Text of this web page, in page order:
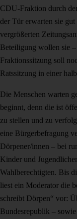
CDU-Fraktion durch
der Tür erwarten sie
vergrößerten
Beteiligung wollen sie
Fraktionssitzung soll
Ratssitzung in einer
Die Menschen warten
beginnt, denn die ist
zu stellen und zu
eine Bürgerbefragung
Dörpener/innen – bei
Kinder und
Wahlberechtigten. Bis
liest ein Moderator die
schreibt Dörpen“ vor:
Bundesrepublik –